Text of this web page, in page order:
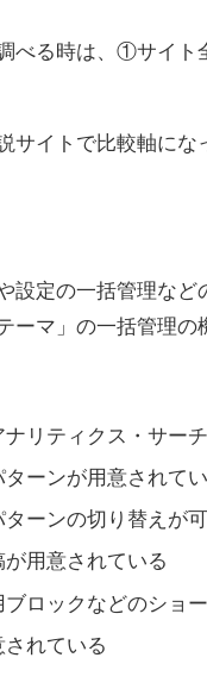
べる時は、①サイ
サイトで比較軸に
設定の一括管理な
ーマ」の一括管理の
リティクス・サー
ーンが用意されて
ーンの切り替えが
用意されている
ロックなどのショ
れている